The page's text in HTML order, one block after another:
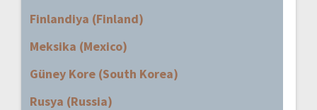
Finlandiya (Finland)
Meksika (Mexico)
Güney Kore (South Korea)
Rusya (Russia)